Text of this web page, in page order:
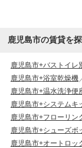
鹿児島市の賃貸を
鹿児島市+バストイレ
鹿児島市+浴室乾燥機
鹿児島市+温水洗浄便
鹿児島市+システムキ
鹿児島市+フローリン
鹿児島市+シューズボ
鹿児島市+オートロッ